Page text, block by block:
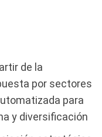
de la
por sectores
para
y diversificación